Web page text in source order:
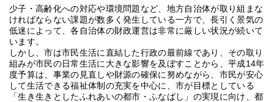
少子・高齢化への対応や環境問題など、地方自治体が取り組まな
ければならない課題が数多く発生している一方で、長引く景気の
低迷によって、各自治体の財政運営は非常に厳しい状況が続いて
います。
しかし、市は市民生活に直結した行政の最前線であり、その取り
組みが市民の日常生活に大きな影響を及ぼすことから、平成14年
度予算は、事業の見直しや財源の確保に努めながら、市民が安心
して生活できる福祉体制の充実を中心に、市が目標としている
「生き生きとしたふれあいの都市・ふなばし」の実現に向け、都